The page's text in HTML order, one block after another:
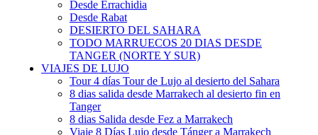
Desde Errachidia
Desde Rabat
DESIERTO DEL SAHARA
TODO MARRUECOS 20 DIAS DESDE
TANGER (NORTE Y SUR)
VIAJES DE LUJO
Tour 4 días Tour de Lujo al desierto del Sahara
8 dias salida desde Marrakech al desierto fin en
Tanger
8 dias Salida desde Fez a Marrakech
Viaje 8 Días Lujo desde Tánger a Marrakech